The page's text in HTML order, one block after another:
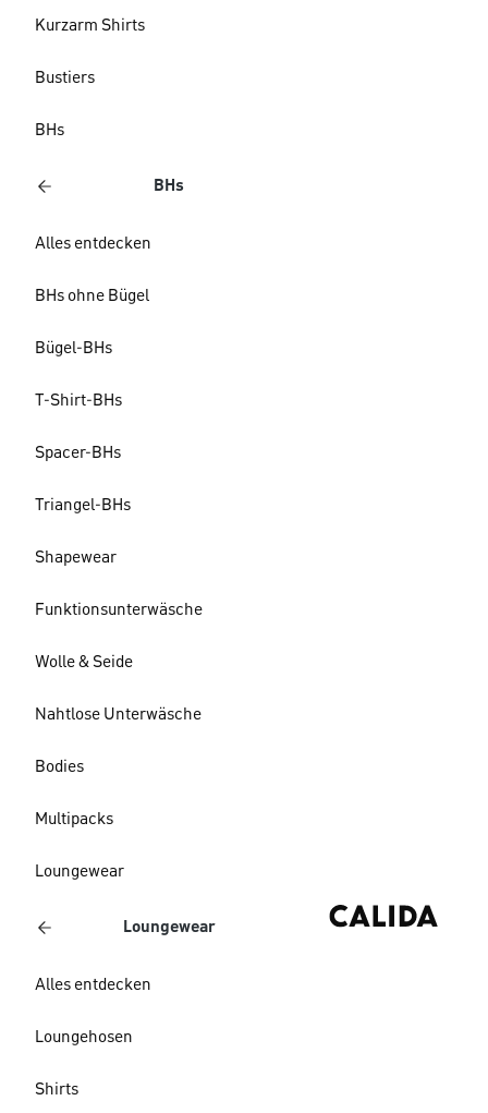
Kurzarm Shirts
Bustiers
BHs
BHs
Alles entdecken
BHs ohne Bügel
Bügel-BHs
T-Shirt-BHs
Spacer-BHs
Triangel-BHs
Shapewear
Funktionsunterwäsche
Wolle & Seide
Nahtlose Unterwäsche
Bodies
Multipacks
Loungewear
Loungewear
Alles entdecken
Loungehosen
Shirts